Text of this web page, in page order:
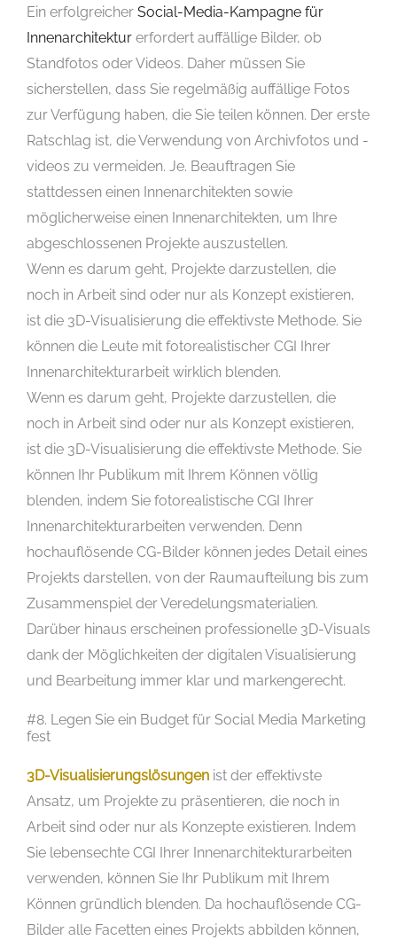
Ein erfolgreicher Social-Media-Kampagne für
Innenarchitektur erfordert auffällige Bilder, ob
Standfotos oder Videos. Daher müssen Sie
sicherstellen, dass Sie regelmäßig auffällige Fotos
zur Verfügung haben, die Sie teilen können. Der erste
Ratschlag ist, die Verwendung von Archivfotos und -
videos zu vermeiden. Je. Beauftragen Sie
stattdessen einen Innenarchitekten sowie
möglicherweise einen Innenarchitekten, um Ihre
abgeschlossenen Projekte auszustellen.
Wenn es darum geht, Projekte darzustellen, die
noch in Arbeit sind oder nur als Konzept existieren,
ist die 3D-Visualisierung die effektivste Methode. Sie
können die Leute mit fotorealistischer CGI Ihrer
Innenarchitekturarbeit wirklich blenden.
Wenn es darum geht, Projekte darzustellen, die
noch in Arbeit sind oder nur als Konzept existieren,
ist die 3D-Visualisierung die effektivste Methode. Sie
können Ihr Publikum mit Ihrem Können völlig
blenden, indem Sie fotorealistische CGI Ihrer
Innenarchitekturarbeiten verwenden. Denn
hochauflösende CG-Bilder können jedes Detail eines
Projekts darstellen, von der Raumaufteilung bis zum
Zusammenspiel der Veredelungsmaterialien.
Darüber hinaus erscheinen professionelle 3D-Visuals
dank der Möglichkeiten der digitalen Visualisierung
und Bearbeitung immer klar und markengerecht.
#8. Legen Sie ein Budget für Social Media Marketing
fest
3D-Visualisierungslösungen ist der effektivste
Ansatz, um Projekte zu präsentieren, die noch in
Arbeit sind oder nur als Konzepte existieren. Indem
Sie lebensechte CGI Ihrer Innenarchitekturarbeiten
verwenden, können Sie Ihr Publikum mit Ihrem
Können gründlich blenden. Da hochauflösende CG-
Bilder alle Facetten eines Projekts abbilden können,